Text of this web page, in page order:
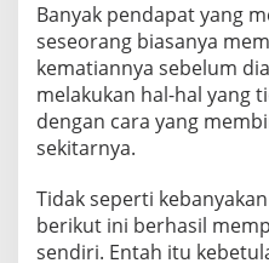
y
a
t
a
a
n
Banyak pendapat yang
seseorang biasanya
kematiannya sebelum
melakukan hal-hal yang
dengan cara yang
sekitarnya.
Tidak seperti
berikut ini berhasil
sendiri. Entah itu